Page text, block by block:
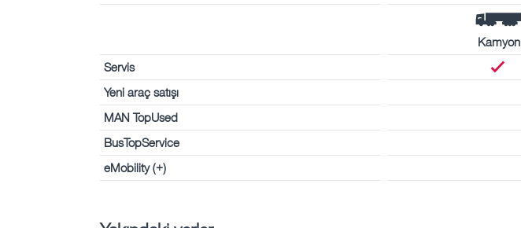
Kamyon
Servis
Yeni araç satışı
MAN TopUsed
BusTopService
eMobility (+)